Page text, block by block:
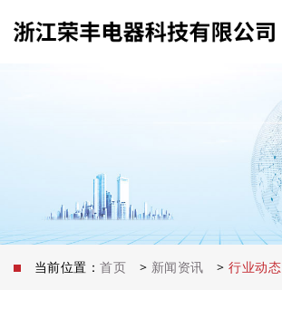
当前位置： 首页 > 新闻资讯 > 行业动态